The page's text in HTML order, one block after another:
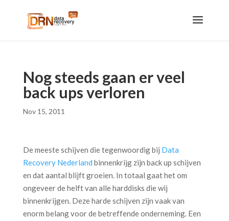
Nog steeds gaan er veel
back ups verloren
Nov 15, 2011
De meeste schijven die tegenwoordig bij Data
Recovery Nederland binnenkrijg zijn back up schijven
en dat aantal blijft groeien. In totaal gaat het om
ongeveer de helft van alle harddisks die wij
binnenkrijgen. Deze harde schijven zijn vaak van
enorm belang voor de betreffende onderneming. Een